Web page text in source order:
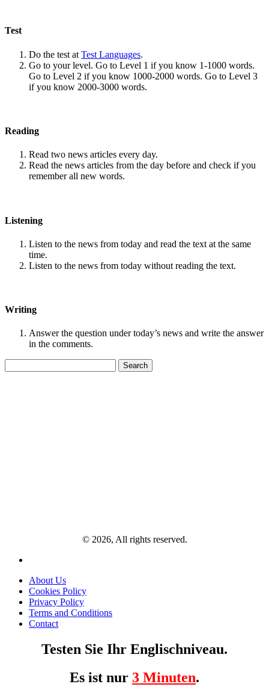
Test
Do the test at Test Languages.
Go to your level. Go to Level 1 if you know 1-1000 words.
Go to Level 2 if you know 1000-2000 words. Go to Level 3
if you know 2000-3000 words.
Reading
Read two news articles every day.
Read the news articles from the day before and check if you
remember all new words.
Listening
Listen to the news from today and read the text at the same
time.
Listen to the news from today without reading the text.
Writing
Answer the question under today’s news and write the answer
in the comments.
for:
© 2026, All rights reserved.
About Us
Cookies Policy
Privacy Policy
Terms and Conditions
Contact
Testen Sie Ihr Englischniveau.
Es ist nur 3 Minuten.